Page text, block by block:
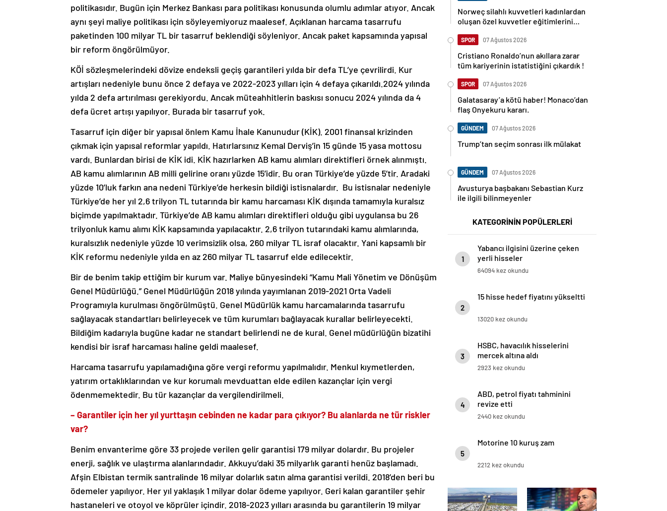
politikasıdır. Bugün için Merkez Bankası para politikası konusunda olumlu adımlar atıyor. Ancak
aynı şeyi maliye politikası için söyleyemiyoruz maalesef. Açıklanan harcama tasarrufu
paketinden 100 milyar TL bir tasarruf beklendiği söyleniyor. Ancak paket kapsamında yapısal
bir reform öngörülmüyor.
KÖİ sözleşmelerindeki dövize endeksli geçiş garantileri yılda bir defa TL’ye çevrilirdi. Kur
artışları nedeniyle bunu önce 2 defaya ve 2022-2023 yılları için 4 defaya çıkarıldı.2024 yılında
yılda 2 defa artırılması gerekiyordu. Ancak müteahhitlerin baskısı sonucu 2024 yılında da 4
defa ücret artışı yapılıyor. Burada bir tasarruf yok.
Tasarruf için diğer bir yapısal önlem Kamu İhale Kanunudur (KİK). 2001 finansal krizinden
çıkmak için yapısal reformlar yapıldı. Hatırlarsınız Kemal Derviş’in 15 günde 15 yasa mottosu
vardı. Bunlardan birisi de KİK idi. KİK hazırlarken AB kamu alımları direktifleri örnek alınmıştı.
AB kamu alımlarının AB milli gelirine oranı yüzde 15’idir. Bu oran Türkiye’de yüzde 5’tir. Aradaki
yüzde 10’luk farkın ana nedeni Türkiye’de herkesin bildiği istisnalardır. Bu istisnalar nedeniyle
Türkiye’de her yıl 2,6 trilyon TL tutarında bir kamu harcaması KİK dışında tamamıyla kuralsız
biçimde yapılmaktadır. Türkiye’de AB kamu alımları direktifleri olduğu gibi uygulansa bu 26
trilyonluk kamu alımı KİK kapsamında yapılacaktır. 2,6 trilyon tutarındaki kamu alımlarında,
kuralsızlık nedeniyle yüzde 10 verimsizlik olsa, 260 milyar TL israf olacaktır. Yani kapsamlı bir
KİK reformu nedeniyle yılda en az 260 milyar TL tasarruf elde edilecektir.
Bir de benim takip ettiğim bir kurum var. Maliye bünyesindeki “Kamu Mali Yönetim ve Dönüşüm
Genel Müdürlüğü.” Genel Müdürlüğün 2018 yılında yayımlanan 2019-2021 Orta Vadeli
Programıyla kurulması öngörülmüştü. Genel Müdürlük kamu harcamalarında tasarrufu
sağlayacak standartları belirleyecek ve tüm kurumları bağlayacak kurallar belirleyecekti.
Bildiğim kadarıyla bugüne kadar ne standart belirlendi ne de kural. Genel müdürlüğün bizatihi
kendisi bir israf harcaması haline geldi maalesef.
Harcama tasarrufu yapılamadığına göre vergi reformu yapılmalıdır. Menkul kıymetlerden,
yatırım ortaklıklarından ve kur korumalı mevduattan elde edilen kazançlar için vergi
ödenmemektedir. Bu tür kazançlar da vergilendirilmeli.
– Garantiler için her yıl yurttaşın cebinden ne kadar para çıkıyor? Bu alanlarda ne tür riskler
var?
Benim envanterime göre 33 projede verilen gelir garantisi 179 milyar dolardır. Bu projeler
enerji, sağlık ve ulaştırma alanlarındadır. Akkuyu’daki 35 milyarlık garanti henüz başlamadı.
Afşin Elbistan termik santralinde 16 milyar dolarlık satın alma garantisi verildi. 2018’den beri bu
ödemeler yapılıyor. Her yıl yaklaşık 1 milyar dolar ödeme yapılıyor. Geri kalan garantiler şehir
hastaneleri ve otoyol ve köprüler içindir. 2018-2023 yılları arasında bu garantilerin 19 milyar
Norweç silahlı kuvvetleri kadınlardan
oluşan özel kuvvetler eğitimlerini
SPOR 07 Ağustos 2026
Cristiano Ronaldo’nun akıllara zarar
tüm kariyerinin istatistiğini çıkardık !
SPOR 07 Ağustos 2026
Galatasaray’a kötü haber! Monaco’dan
flaş Onyekuru kararı.
GÜNDEM 07 Ağustos 2026
Trump’tan seçim sonrası ilk mülakat
GÜNDEM 07 Ağustos 2026
Avusturya başbakanı Sebastian Kurz
ile ilgili bilinmeyenler
KATEGORİNİN POPÜLERLERİ
1
Yabancı ilgisini üzerine çeken
yerli hisseler
64094 kez okundu
2
15 hisse hedef fiyatını yükseltti
13020 kez okundu
3
HSBC, havacılık hisselerini
mercek altına aldı
2923 kez okundu
4
ABD, petrol fiyatı tahminini
revize etti
2440 kez okundu
5
Motorine 10 kuruş zam
2212 kez okundu